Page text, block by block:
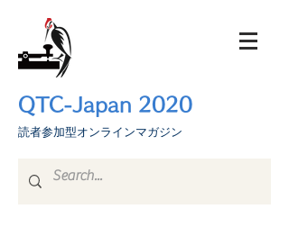
QTC-Japan 2020
​読者参加型オンラインマガジン